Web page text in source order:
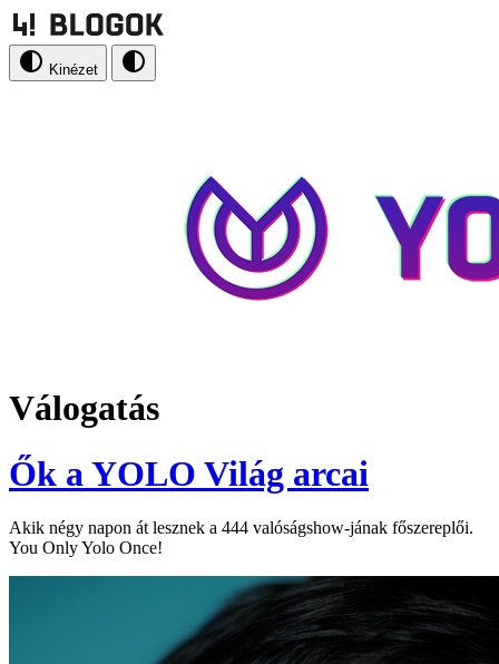
Kinézet
Válogatás
Ők a YOLO Világ arcai
Akik négy napon át lesznek a 444 valóságshow-jának főszereplői.
You Only Yolo Once!